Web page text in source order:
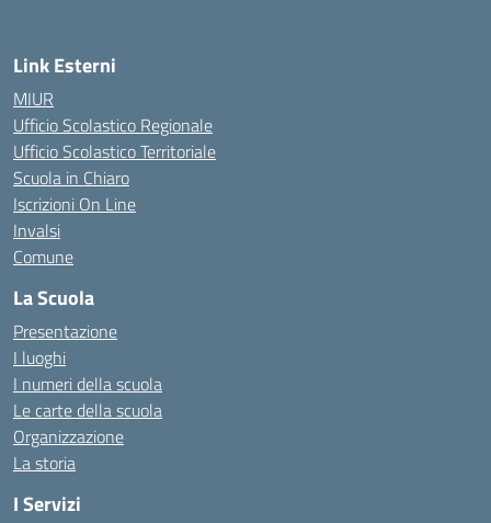
Link Esterni
MIUR
Ufficio Scolastico Regionale
Ufficio Scolastico Territoriale
Scuola in Chiaro
Iscrizioni On Line
Invalsi
Comune
La Scuola
Presentazione
I luoghi
I numeri della scuola
Le carte della scuola
Organizzazione
La storia
I Servizi